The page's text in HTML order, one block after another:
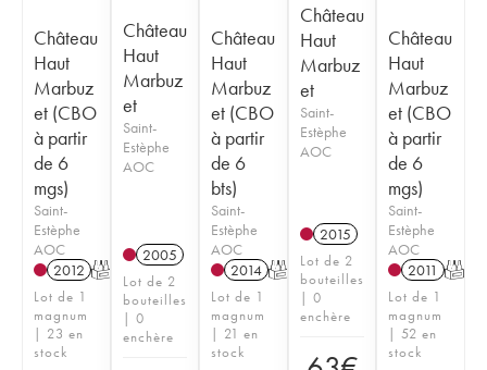
Château
Haut
Marbuz
et (CBO
à partir
de 6
mgs)
Saint-
Estèphe
AOC
2012 T
Lot de 1
magnum
| 23 en
stock
Château
Haut
Marbuz
et
Saint-
Estèphe
AOC
2005
Lot de 2
bouteilles
| 0
enchère
Château
Haut
Marbuz
et (CBO
à partir
de 6
bts)
Saint-
Estèphe
AOC
2014 T
Lot de 1
magnum
| 21 en
stock
Château
Haut
Marbuz
et
Saint-
Estèphe
AOC
2015
Lot de 2
bouteilles
| 0
enchère
Château
Haut
Marbuz
et (CBO
à partir
de 6
mgs)
Saint-
Estèphe
AOC
2011 T
Lot de 1
magnum
| 52 en
stock